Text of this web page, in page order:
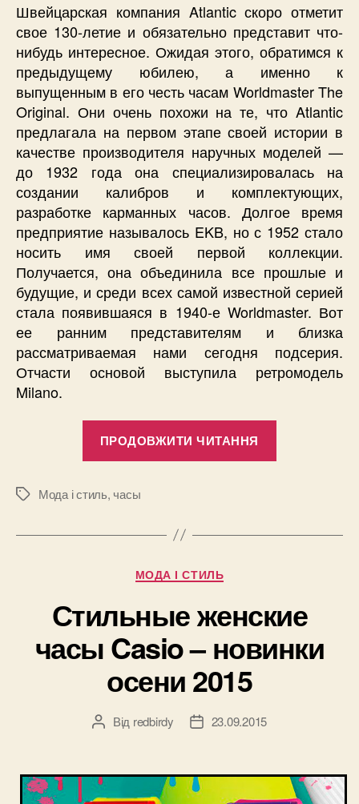
Швейцарская компания Atlantic скоро отметит
свое 130-летие и обязательно представит что-
нибудь интересное. Ожидая этого, обратимся к
предыдущему юбилею, а именно к
выпущенным в его честь часам Worldmaster The
Original. Они очень похожи на те, что Atlantic
предлагала на первом этапе своей истории в
качестве производителя наручных моделей —
до 1932 года она специализировалась на
создании калибров и комплектующих,
разработке карманных часов. Долгое время
предприятие называлось EKB, но с 1952 стало
носить имя своей первой коллекции.
Получается, она объединила все прошлые и
будущие, и среди всех самой известной серией
стала появившаяся в 1940-е Worldmaster. Вот
ее ранним представителям и близка
рассматриваемая нами сегодня подсерия.
Отчасти основой выступила ретромодель
Milano.
ПРОДОВЖИТИ ЧИТАННЯ
Original
истокам”
ПозначкиМода і стиль, часы
Категорії
МОДА І СТИЛЬ
Стильные женские
часы Casio – новинки
осени 2015
Автор
Від redbirdy
Дата23.09.2015